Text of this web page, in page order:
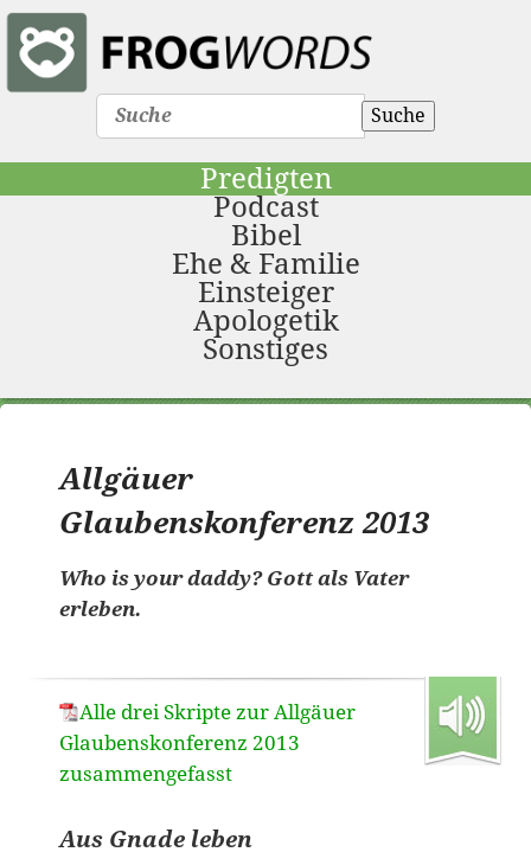
Suche
Predigten
Podcast
Bibel
Ehe & Familie
Einsteiger
Apologetik
Sonstiges
Allgäuer
Glaubenskonferenz 2013
Who is your daddy? Gott als Vater
erleben.
Alle drei Skripte zur Allgäuer
Glaubenskonferenz 2013
zusammengefasst
Aus Gnade leben